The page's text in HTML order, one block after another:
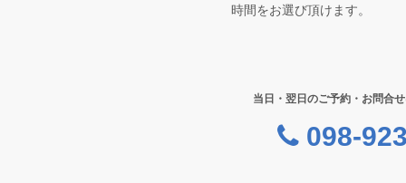
時間をお選び頂けます。
当日・翌日のご予約・お問合
098-